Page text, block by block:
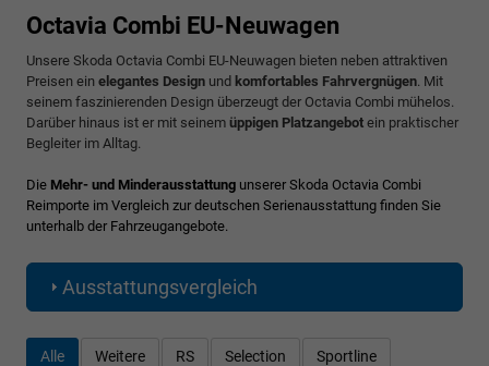
Octavia Combi EU-Neuwagen
Unsere Skoda Octavia Combi EU-Neuwagen bieten neben attraktiven
Preisen ein elegantes Design und komfortables Fahrvergnügen . Mit
seinem faszinierenden Design überzeugt der Octavia Combi mühelos.
Darüber hinaus ist er mit seinem üppigen Platzangebot ein praktischer
Begleiter im Alltag.
Die Mehr- und Minderausstattung unserer Skoda Octavia Combi
Reimporte im Vergleich zur deutschen Serienausstattung finden Sie
unterhalb der Fahrzeugangebote.
Ausstattungsvergleich
Alle Weitere RS Selection Sportline